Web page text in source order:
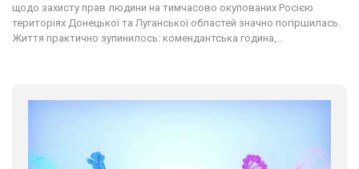
щодо захисту прав людини на тимчасово окупованих Росією
територіях Донецької та Луганської областей значно погіршилась.
Життя практично зупинилось: комендантська година,…